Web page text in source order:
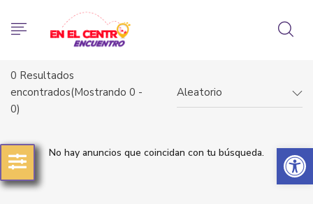
Abrir
0 Resultados
encontrados(Mostrando 0 -
0)
Aleatorio
No hay anuncios que coincidan con tu búsqueda.